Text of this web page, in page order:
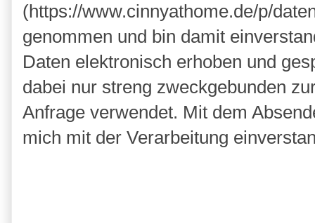
(https://www.cinnyathome.de/p/
genommen und bin damit
Daten elektronisch erhoben und
dabei nur streng zweckgebunden
Anfrage verwendet. Mit dem
mich mit der Verarbeitung